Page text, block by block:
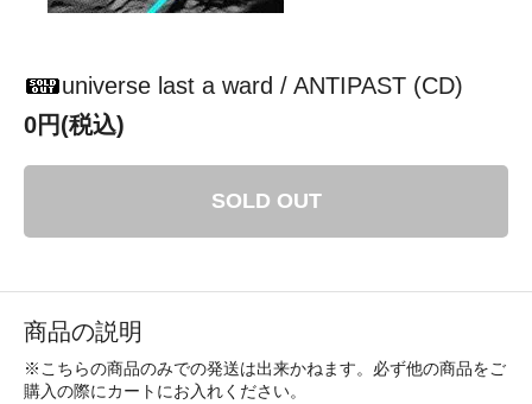
universe last a ward / ANTIPAST (CD)
0円(税込)
SOLD OUT
商品の説明
※こちらの商品のみでの発送は出来かねます。必ず他の商品をご
購入の際にカートにお入れください。